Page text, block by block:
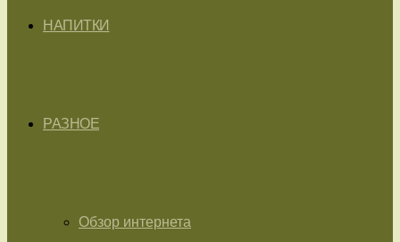
НАПИТКИ
РАЗНОЕ
Обзор интернета